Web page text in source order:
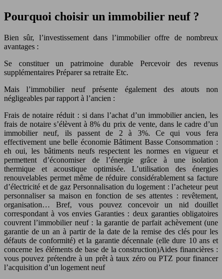
Pourquoi choisir un immobilier neuf ?
Bien sûr, l’investissement dans l’immobilier offre de nombreux
avantages :
Se constituer un patrimoine durable Percevoir des revenus
supplémentaires Préparer sa retraite Etc.
Mais l’immobilier neuf présente également des atouts non
négligeables par rapport à l’ancien :
Frais de notaire réduit : si dans l’achat d’un immobilier ancien, les
frais de notaire s’élèvent à 8% du prix de vente, dans le cadre d’un
immobilier neuf, ils passent de 2 à 3%. Ce qui vous fera
effectivement une belle économie Bâtiment Basse Consommation :
eh oui, les bâtiments neufs respectent les normes en vigueur et
permettent d’économiser de l’énergie grâce à une isolation
thermique et acoustique optimisée. L’utilisation des énergies
renouvelables permet même de réduire considérablement sa facture
d’électricité et de gaz Personnalisation du logement : l’acheteur peut
personnaliser sa maison en fonction de ses attentes : revêtement,
organisation… Bref, vous pouvez concevoir un nid douillet
correspondant à vos envies Garanties : deux garanties obligatoires
couvrent l’immobilier neuf : la garantie de parfait achèvement (une
garantie de un an à partir de la date de la remise des clés pour les
défauts de conformité) et la garantie décennale (elle dure 10 ans et
concerne les éléments de base de la construction)Aides financières :
vous pouvez prétendre à un prêt à taux zéro ou PTZ pour financer
l’acquisition d’un logement neuf